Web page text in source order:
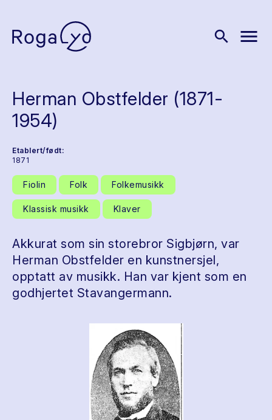
search menu
Herman Obstfelder (1871-
1954)
Etablert/født:
1871
Fiolin Folk Folkemusikk
Klassisk musikk Klaver
Akkurat som sin storebror Sigbjørn, var
Herman Obstfelder en kunstnersjel,
opptatt av musikk. Han var kjent som en
godhjertet Stavangermann.